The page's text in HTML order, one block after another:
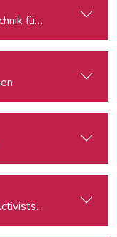
für Podcasts
in Europe: